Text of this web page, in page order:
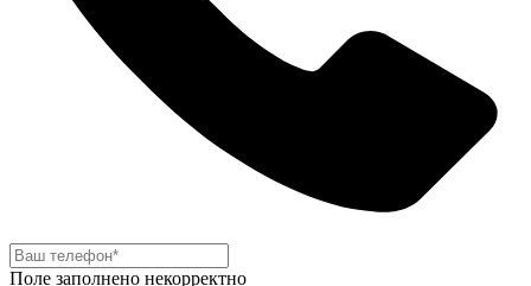
Поле заполнено некорректно